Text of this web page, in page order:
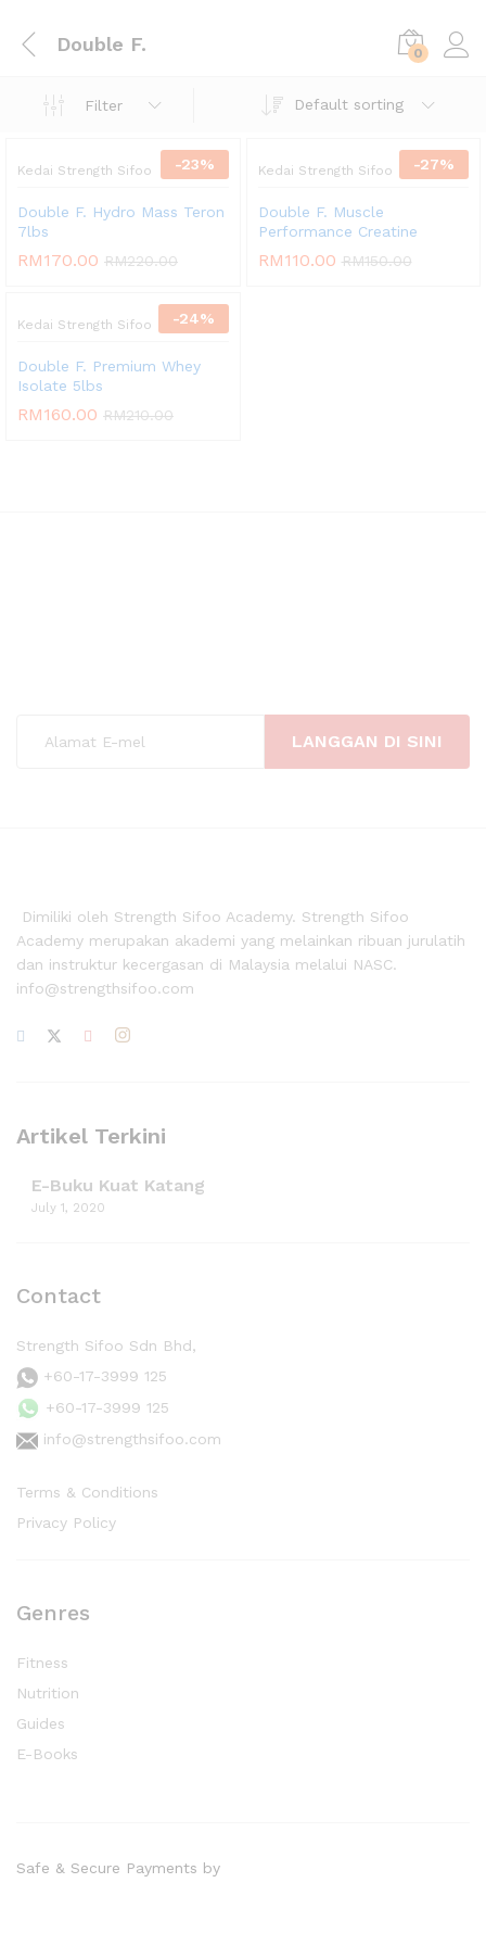
Double F. 0
Filter Default sorting
-23%
Kedai Strength Sifoo
Double F. Hydro Mass Teron
7lbs
RM170.00 RM220.00
-27%
Kedai Strength Sifoo
Double F. Muscle
Performance Creatine
RM110.00 RM150.00
-24%
Kedai Strength Sifoo
Double F. Premium Whey
Isolate 5lbs
RM160.00 RM210.00
Dimiliki oleh Strength Sifoo Academy. Strength Sifoo
Academy merupakan akademi yang melainkan ribuan jurulatih
dan instruktur kecergasan di Malaysia melalui NASC.
info@strengthsifoo.com
Artikel Terkini
E-Buku Kuat Katang
July 1, 2020
Contact
Strength Sifoo Sdn Bhd,
+60-17-3999 125
+60-17-3999 125
info@strengthsifoo.com
Terms & Conditions
Privacy Policy
Genres
Fitness
Nutrition
Guides
E-Books
Safe & Secure Payments by